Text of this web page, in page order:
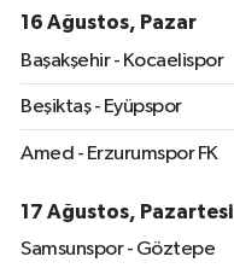
16 Ağustos, Pazar
Başakşehir - Kocaelispor
Beşiktaş - Eyüpspor
Amed - Erzurumspor FK
17 Ağustos, Pazartesi
Samsunspor - Göztepe